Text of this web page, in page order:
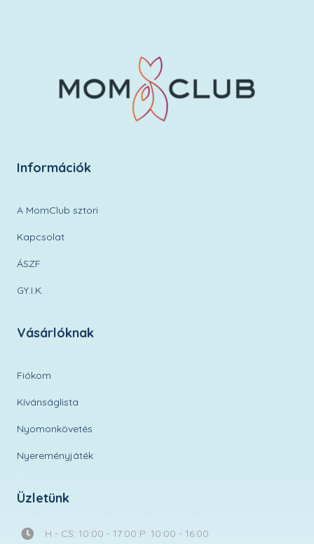
Információk
A MomClub sztori
Kapcsolat
ÁSZF
GY.I.K.
Vásárlóknak
Fiókom
Kívánságlista
Nyomonkövetés
Nyereményjáték
Üzletünk
H - CS: 10:00 - 17:00 P: 10:00 - 16:00